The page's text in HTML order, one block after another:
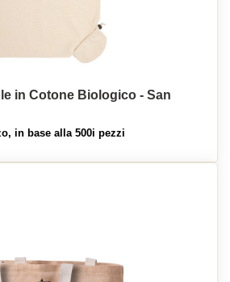
in Cotone Biologico - San
in base alla 500i pezzi